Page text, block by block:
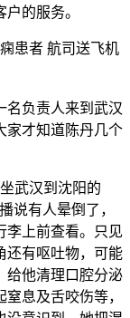
的服务。
患者 航司送飞机
负责人来到武汉
家才知道陈丹几个
武汉到沈阳的
说有人晕倒了，
李上前查看。只见
还有呕吐物，可能
给他清理口腔分泌
息及舌咬伤等，